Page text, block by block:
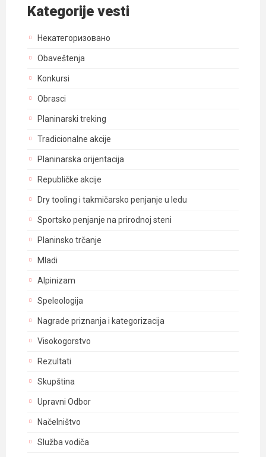
Kategorije vesti
Некатегоризовано
Obaveštenja
Konkursi
Obrasci
Planinarski treking
Tradicionalne akcije
Planinarska orijentacija
Republičke akcije
Dry tooling i takmičarsko penjanje u ledu
Sportsko penjanje na prirodnoj steni
Planinsko trčanje
Mladi
Alpinizam
Speleologija
Nagrade priznanja i kategorizacija
Visokogorstvo
Rezultati
Skupština
Upravni Odbor
Načelništvo
Služba vodiča